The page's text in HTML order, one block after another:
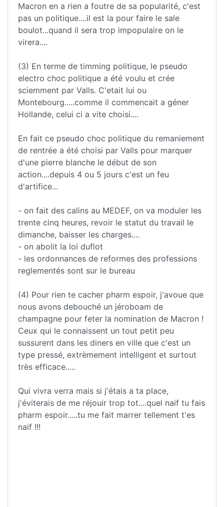
Macron en a rien a foutre de sa popularité, c'est
pas un politique....il est la pour faire le sale
boulot...quand il sera trop impopulaire on le
virera....
(3) En terme de timming politique, le pseudo
electro choc politique a été voulu et crée
sciemment par Valls. C'etait lui ou
Montebourg.....comme il commencait a géner
Hollande, celui ci a vite choisi....
En fait ce pseudo choc politique du remaniement
de rentrée a été choisi par Valls pour marquer
d'une pierre blanche le début de son
action....depuis 4 ou 5 jours c'est un feu
d'artifice...
- on fait des calins au MEDEF, on va moduler les
trente cinq heures, revoir le statut du travail le
dimanche, baisser les charges....
- on abolit la loi duflot
- les ordonnances de reformes des professions
reglementés sont sur le bureau
(4) Pour rien te cacher pharm espoir, j'avoue que
nous avons debouché un jéroboam de
champagne pour feter la nomination de Macron !
Ceux qui le connaissent un tout petit peu
sussurent dans les diners en ville que c'est un
type pressé, extrèmement intelligent et surtout
très efficace.....
Qui vivra verra mais si j'étais a ta place,
j'éviterais de me réjouir trop tot....quel naif tu fais
pharm espoir.....tu me fait marrer tellement t'es
naif !!!